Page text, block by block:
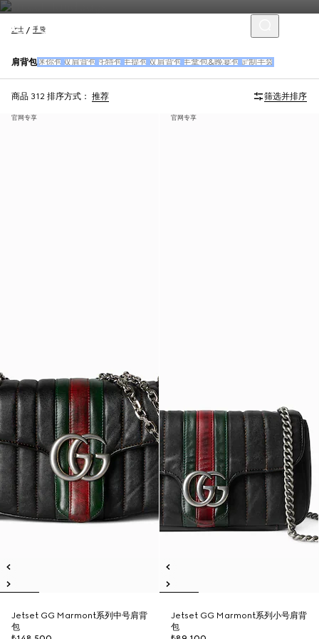
女士 手袋
肩背包迷你包 双肩背包 托特包 手提包 双肩背包 手拿包&晚宴包 定制手袋
商品 312 排序方式： 推荐 筛选并排序
官网专享
Jetset GG Marmont系列中号肩背
包
官网专享
Jetset GG Marmont系列小号肩背
包